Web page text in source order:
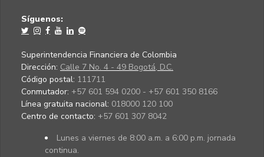
Síguenos:
Superintendencia Financiera de Colombia
Dirección: Calle 7 No. 4 - 49 Bogotá, D.C.
Código postal: 111711
Conmutador: +57 601 594 0200 - +57 601 350 8166
Línea gratuita nacional: 018000 120 100
Centro de contacto: +57 601 307 8042
Lunes a viernes de 8:00 a.m. a 6:00 p.m. jornada
continua.